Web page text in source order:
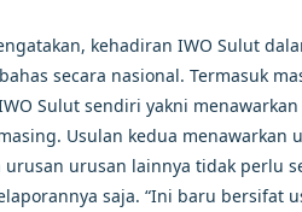
kehadiran IWO Sulut
secara nasional. Termasuk
Sulut sendiri yakni
Usulan kedua
urusan lainnya tidak perlu
saja. “Ini baru bersifat